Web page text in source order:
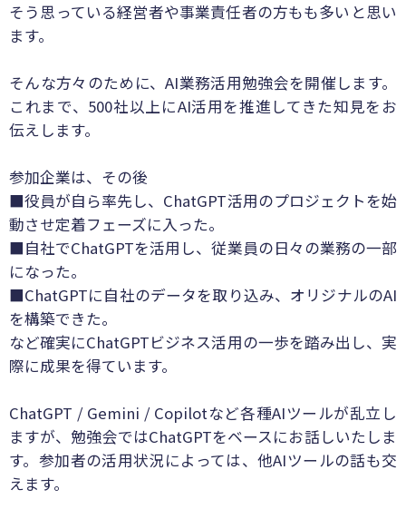
そう思っている経営者や事業責任者の方もも多いと思い
ます。
そんな方々のために、AI業務活用勉強会を開催します。
これまで、500社以上にAI活用を推進してきた知見をお
伝えします。
参加企業は、その後
■役員が自ら率先し、ChatGPT活用のプロジェクトを始
動させ定着フェーズに入った。
■自社でChatGPTを活用し、従業員の日々の業務の一部
になった。
■ChatGPTに自社のデータを取り込み、オリジナルのAI
を構築できた。
など確実にChatGPTビジネス活用の一歩を踏み出し、実
際に成果を得ています。
ChatGPT / Gemini / Copilotなど各種AIツールが乱立し
ますが、勉強会ではChatGPTをベースにお話しいたしま
す。参加者の活用状況によっては、他AIツールの話も交
えます。